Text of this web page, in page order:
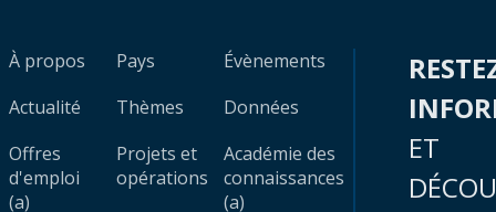
À propos
Actualité
Offres
d'emploi
(a)
Pays
Thèmes
Projets et
opérations
Évènements
Données
Académie des
connaissances
(a)
ET